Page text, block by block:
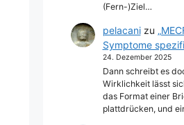
(Fern-)Ziel…
pelacanizu
Symptome
24. Dezember 2025
Dann schreibt es
Wirklichkeit lässt
das Format einer
plattdrücken, und